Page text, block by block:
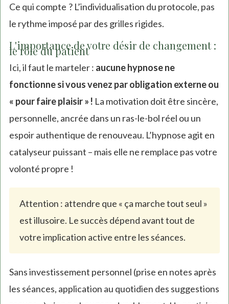
Ce qui compte ? L’individualisation du protocole, pas
le rythme imposé par des grilles rigides.
L'importance de votre désir de changement :
le rôle du patient
Ici, il faut le marteler : aucune hypnose ne
fonctionne si vous venez par obligation externe ou
« pour faire plaisir » ! La motivation doit être sincère,
personnelle, ancrée dans un ras-le-bol réel ou un
espoir authentique de renouveau. L’hypnose agit en
catalyseur puissant – mais elle ne remplace pas votre
volonté propre !
Attention : attendre que « ça marche tout seul »
est illusoire. Le succès dépend avant tout de
votre implication active entre les séances.
Sans investissement personnel (prise en notes après
les séances, application au quotidien des suggestions